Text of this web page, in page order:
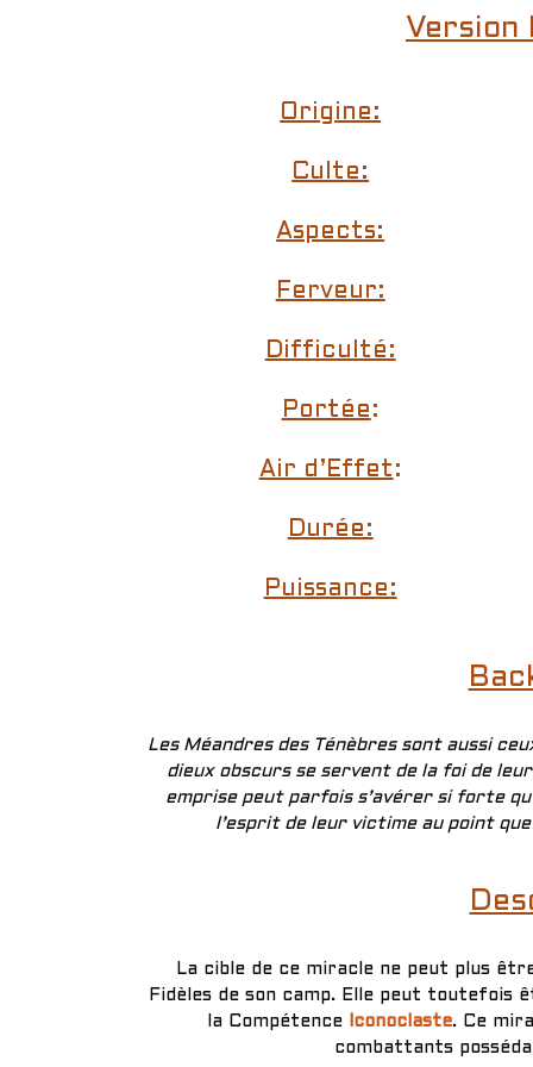
Version
Origine:
Culte:
Aspects:
Ferveur:
Difficulté:
Portée :
Air d’Effet :
Durée:
Puissance:
Les Méandres des Ténèbres sont aussi
dieux obscurs se servent de la foi de
emprise peut parfois s’avérer si forte
l’esprit de leur victime au point
La cible de ce miracle ne peut plus
Fidèles de son camp. Elle peut toutefois
la Compétence
Iconoclaste. Ce
combattants